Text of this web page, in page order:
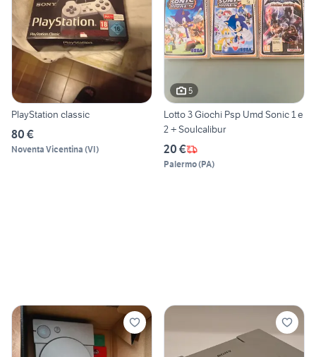
PlayStation classic
80 €
Noventa Vicentina (VI)
5
Lotto 3 Giochi Psp Umd Sonic 1 e
2 + Soulcalibur
20 €
Palermo(PA)